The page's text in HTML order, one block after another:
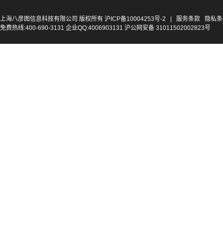
上海八彦图信息科技有限公司 版权所有 沪ICP备10004253号-2 服务条款
隐私
免费热线:400-690-3131 企业QQ:4006903131 沪公网安备 31011502002823号